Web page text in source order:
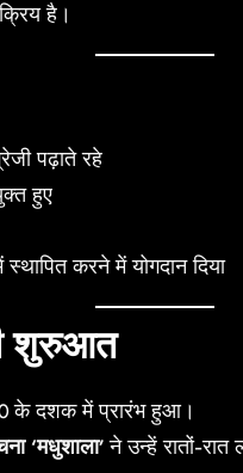
है।
पढ़ाते रहे
हुए
स्थापित करने में योगदान दिया
शुरुआत
के दशक में प्रारंभ हुआ।
‘मधुशाला’ने उन्हें रातों-रात